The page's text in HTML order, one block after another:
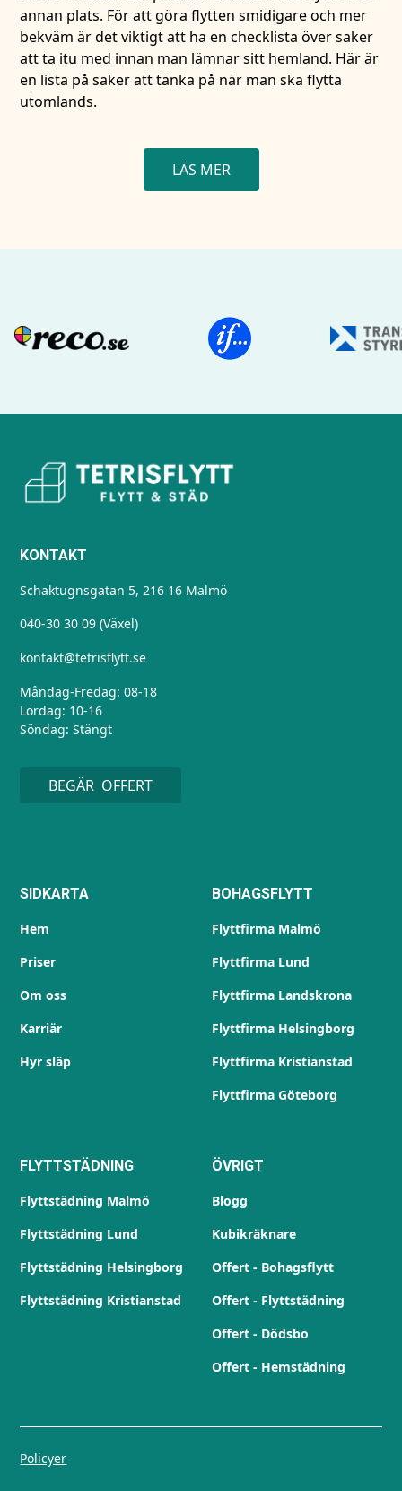
annan plats. För att göra flytten smidigare och mer
bekväm är det viktigt att ha en checklista över saker
att ta itu med innan man lämnar sitt hemland. Här är
en lista på saker att tänka på när man ska flytta
utomlands.
LÄS MER
KONTAKT
Schaktugnsgatan 5, 216 16 Malmö
040-30 30 09 (Växel)
kontakt@tetrisflytt.se
Måndag-Fredag: 08-18
Lördag: 10-16
Söndag: Stängt
BEGÄR OFFERT
SIDKARTA
Hem
Priser
Om oss
Karriär
Hyr släp
BOHAGSFLYTT
Flyttfirma Malmö
Flyttfirma Lund
Flyttfirma Landskrona
Flyttfirma Helsingborg
Flyttfirma Kristianstad
Flyttfirma Göteborg
FLYTTSTÄDNING
Flyttstädning Malmö
Flyttstädning Lund
Flyttstädning Helsingborg
Flyttstädning Kristianstad
ÖVRIGT
Blogg
Kubikräknare
Offert - Bohagsflytt
Offert - Flyttstädning
Offert - Dödsbo
Offert - Hemstädning
Policyer